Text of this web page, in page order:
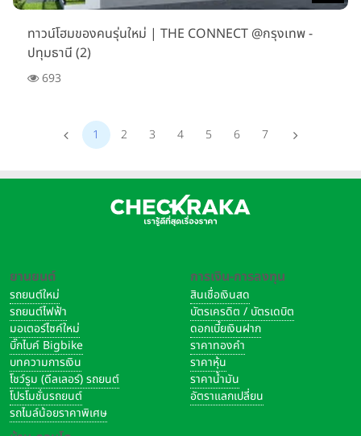
ทาวน์โฮมของคนรุ่นใหม่ | THE CONNECT @กรุงเทพ -
ปทุมธานี (2)
693
1 2 3 4 5 6 7
ยานยนต์
รถยนต์ใหม่
รถยนต์ไฟฟ้า
มอเตอร์ไซค์ใหม่
บิ๊กไบค์ Bigbike
บทความการเงิน
โชว์รูม (ดีลเลอร์) รถยนต์
โปรโมชั่นรถยนต์
รถไมล์น้อยราคาพิเศษ
การเงิน-การลงทุน
สินเชื่อเงินสด
บัตรเครดิต / บัตรเดบิต
ดอกเบี้ยเงินฝาก
ราคาทองคำ
ราคาหุ้น
ราคาน้ำมัน
อัตราแลกเปลี่ยน